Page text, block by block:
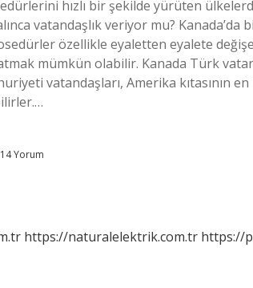
hızlı bir şekilde yürüten
vatandaşlık veriyor mu?
özellikle eyaletten eyalete
mümkün olabilir. Kanada Türk
vatandaşları, Amerika kıtasının
14 Yorum
https://naturalelektrik.com.tr https://